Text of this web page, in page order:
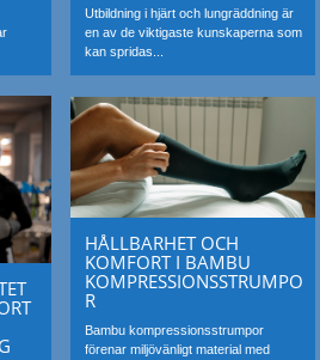
Utbildning i hjärt och lungräddning är
en av de viktigaste kunskaperna som
kan spridas...
HÅLLBARHET OCH
KOMFORT I BAMBU
KOMPRESSIONSSTRUMPO
R
Bambu kompressionsstrumpor
förenar miljövänligt material med